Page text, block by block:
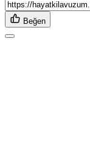
Beğen